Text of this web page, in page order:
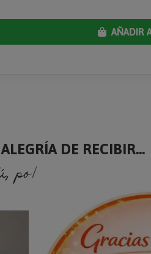
AÑADIR
DE RECIBIR...
soy yo.